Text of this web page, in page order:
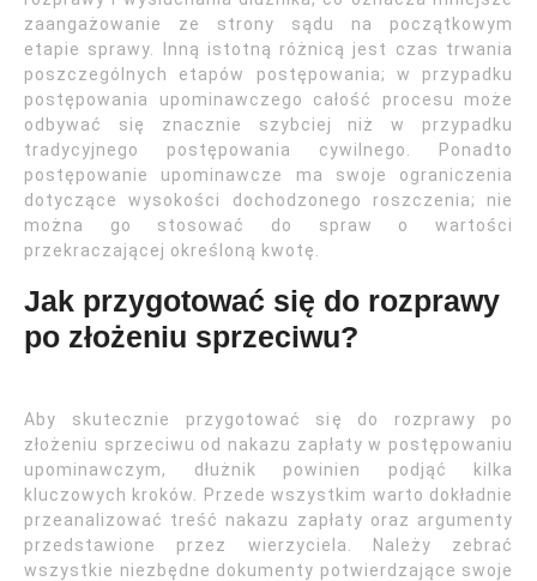
zaangażowanie ze strony sądu na początkowym
etapie sprawy. Inną istotną różnicą jest czas trwania
poszczególnych etapów postępowania; w przypadku
postępowania upominawczego całość procesu może
odbywać się znacznie szybciej niż w przypadku
tradycyjnego postępowania cywilnego. Ponadto
postępowanie upominawcze ma swoje ograniczenia
dotyczące wysokości dochodzonego roszczenia; nie
można go stosować do spraw o wartości
przekraczającej określoną kwotę.
Jak przygotować się do rozprawy
po złożeniu sprzeciwu?
Aby skutecznie przygotować się do rozprawy po
złożeniu sprzeciwu od nakazu zapłaty w postępowaniu
upominawczym, dłużnik powinien podjąć kilka
kluczowych kroków. Przede wszystkim warto dokładnie
przeanalizować treść nakazu zapłaty oraz argumenty
przedstawione przez wierzyciela. Należy zebrać
wszystkie niezbędne dokumenty potwierdzające swoje